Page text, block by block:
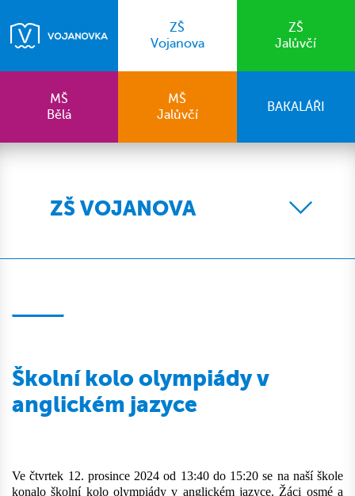
ZŠ
Vojanova
ZŠ
Jalůvčí
MŠ
Bělá
MŠ
Jalůvčí
BAKALÁŘI
ZŠ VOJANOVA
Školní kolo olympiády v
anglickém jazyce
Ve čtvrtek 12. prosince 2024 od 13:40 do 15:20 se na naší škole
konalo školní kolo olympiády v anglickém jazyce. Žáci osmé a